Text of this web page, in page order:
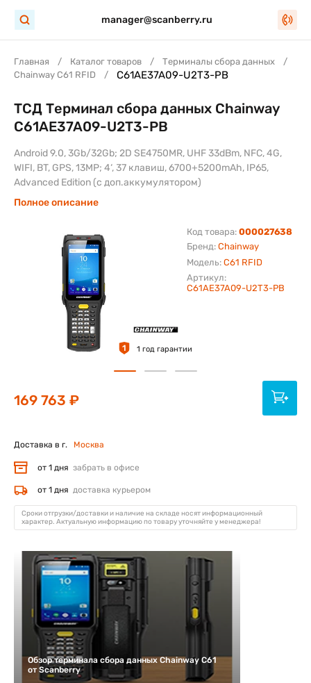
manager@scanberry.ru
Главная Каталог товаров
Терминалы сбора данных
Chainway C61 RFID
C61AE37A09-U2T3-PB
Бренд: Chainway
Модель: C61 RFID
Код товара: 000027638
Артикул:
C61AE37A09-U2T3-PB
ТСД Терминал сбора данных Chainway
C61AE37A09-U2T3-PB
Android 9.0, 3Gb/32Gb; 2D SE4750MR, UHF 33dBm, NFC, 4G,
WIFI, BT, GPS, 13MP; 4‘, 37 клавиш, 6700+5200mAh, IP65,
Advanced Edition (с доп.аккумулятором)
Полное описание
1 1 год гарантии
169 763 ₽
Доставка в г. Москва
от 1 дня забрать в офисе
от 1 дня доставка курьером
Сроки отгрузки/доставки и наличие на складе носят информационный
характер. Актуальную информацию по товару уточняйте у менеджера!
Обзор терминала сбора данных Chainway C61
от Scanberry